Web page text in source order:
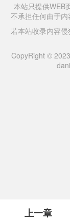
上一章
本站只提供WEB
不承担任何由于内
若本站收录内容
CopyRight ©